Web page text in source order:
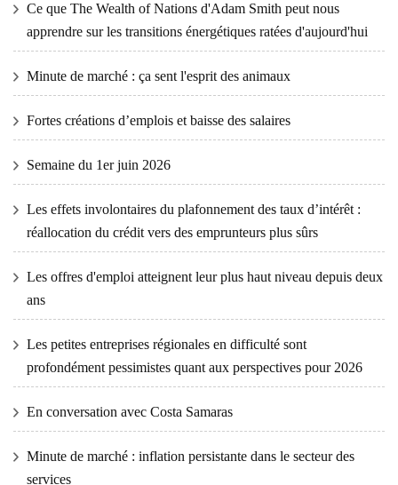
Ce que The Wealth of Nations d'Adam Smith peut nous
apprendre sur les transitions énergétiques ratées d'aujourd'hui
Minute de marché : ça sent l'esprit des animaux
Fortes créations d’emplois et baisse des salaires
Semaine du 1er juin 2026
Les effets involontaires du plafonnement des taux d’intérêt :
réallocation du crédit vers des emprunteurs plus sûrs
Les offres d'emploi atteignent leur plus haut niveau depuis deux
ans
Les petites entreprises régionales en difficulté sont
profondément pessimistes quant aux perspectives pour 2026
En conversation avec Costa Samaras
Minute de marché : inflation persistante dans le secteur des
services